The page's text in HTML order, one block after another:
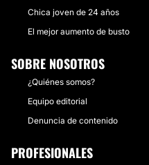
Chica joven de 24 años
El mejor aumento de busto
SOBRE NOSOTROS
¿Quiénes somos?
Equipo editorial
Denuncia de contenido
PROFESIONALES